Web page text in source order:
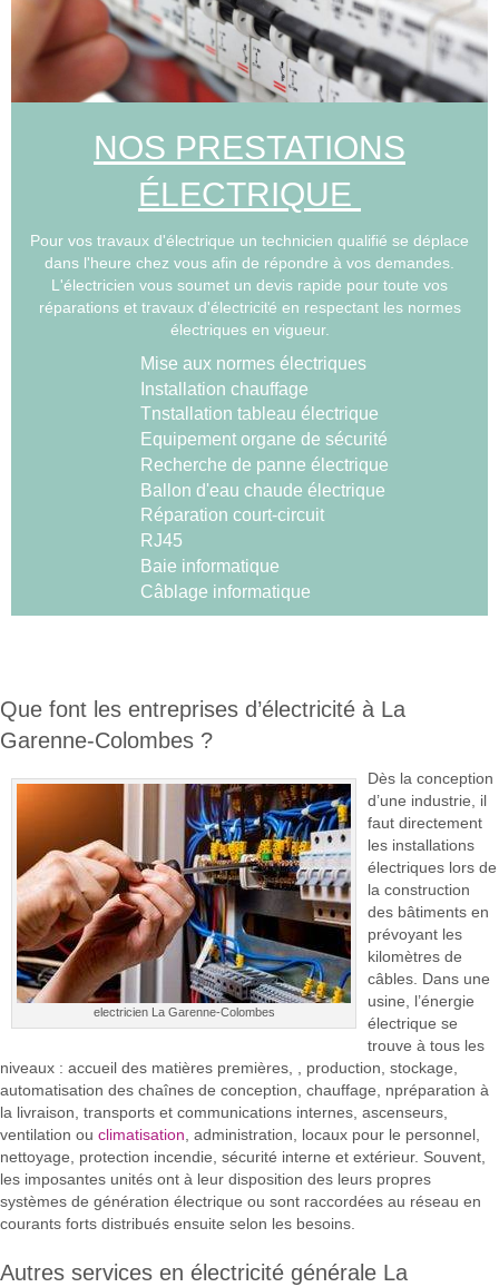
NOS PRESTATIONS
ÉLECTRIQUE
Pour vos travaux d'électrique un technicien qualifié se déplace
dans l'heure chez vous afin de répondre à vos demandes.
L'électricien vous soumet un devis rapide pour toute vos
réparations et travaux d'électricité en respectant les normes
électriques en vigueur.
Mise aux normes électriques
Installation chauffage
Tnstallation tableau électrique
Equipement organe de sécurité
Recherche de panne électrique
Ballon d'eau chaude électrique
Réparation court-circuit
RJ45
Baie informatique
Câblage informatique
Que font les entreprises d’électricité à La
Garenne-Colombes ?
electricien La Garenne-Colombes
Dès la conception
d’une industrie, il
faut directement
les installations
électriques lors de
la construction
des bâtiments en
prévoyant les
kilomètres de
câbles. Dans une
usine, l’énergie
électrique se
trouve à tous les
niveaux : accueil des matières premières, , production, stockage,
automatisation des chaînes de conception, chauffage, npréparation à
la livraison, transports et communications internes, ascenseurs,
ventilation ou climatisation, administration, locaux pour le personnel,
nettoyage, protection incendie, sécurité interne et extérieur. Souvent,
les imposantes unités ont à leur disposition des leurs propres
systèmes de génération électrique ou sont raccordées au réseau en
courants forts distribués ensuite selon les besoins.
Autres services en électricité générale La